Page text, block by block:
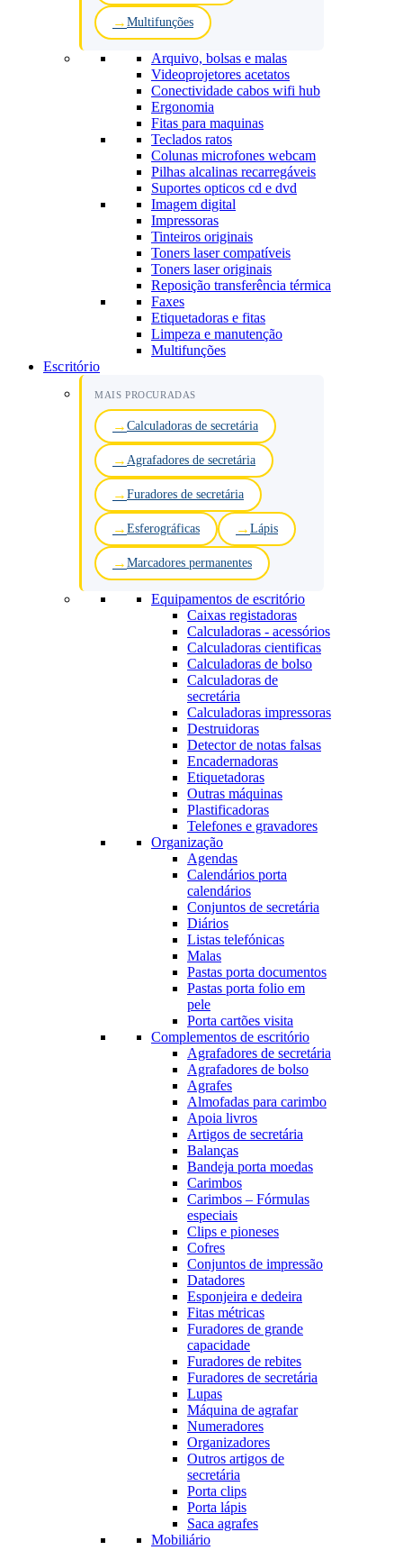
Multifunções
Arquivo, bolsas e malas
Videoprojetores acetatos
Conectividade cabos wifi hub
Ergonomia
Fitas para maquinas
Teclados ratos
Colunas microfones webcam
Pilhas alcalinas recarregáveis
Suportes opticos cd e dvd
Imagem digital
Impressoras
Tinteiros originais
Toners laser compatíveis
Toners laser originais
Reposição transferência térmica
Faxes
Etiquetadoras e fitas
Limpeza e manutenção
Multifunções
Escritório
MAIS PROCURADAS
Calculadoras de secretária
Agrafadores de secretária
Furadores de secretária
Esferográficas Lápis
Marcadores permanentes
Equipamentos de escritório
Caixas registadoras
Calculadoras - acessórios
Calculadoras cientificas
Calculadoras de bolso
Calculadoras de
secretária
Calculadoras impressoras
Destruidoras
Detector de notas falsas
Encadernadoras
Etiquetadoras
Outras máquinas
Plastificadoras
Telefones e gravadores
Organização
Agendas
Calendários porta
calendários
Conjuntos de secretária
Diários
Listas telefónicas
Malas
Pastas porta documentos
Pastas porta folio em
pele
Porta cartões visita
Complementos de escritório
Agrafadores de secretária
Agrafadores de bolso
Agrafes
Almofadas para carimbo
Apoia livros
Artigos de secretária
Balanças
Bandeja porta moedas
Carimbos
Carimbos – Fórmulas
especiais
Clips e pioneses
Cofres
Conjuntos de impressão
Datadores
Esponjeira e dedeira
Fitas métricas
Furadores de grande
capacidade
Furadores de rebites
Furadores de secretária
Lupas
Máquina de agrafar
Numeradores
Organizadores
Outros artigos de
secretária
Porta clips
Porta lápis
Saca agrafes
Mobiliário